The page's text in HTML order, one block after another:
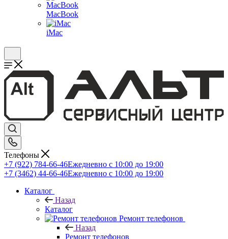
MacBook
iMac
Телефоны
+7 (922) 784-66-46Ежедневно с 10:00 до 19:00
+7 (3462) 44-66-46Ежедневно с 10:00 до 19:00
Каталог
Назад
Каталог
Ремонт телефонов
Назад
Ремонт телефонов